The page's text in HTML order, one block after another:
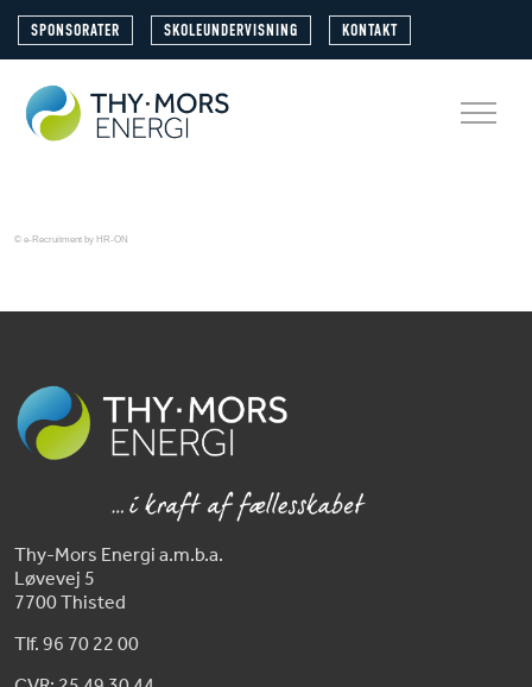
SPONSORATER SKOLEUNDERVISNING KONTAKT
© e-Recruitment by HR-ON
Thy-Mors Energi a.m.b.a.
Løvevej 5
7700 Thisted
Tlf. 96 70 22 00